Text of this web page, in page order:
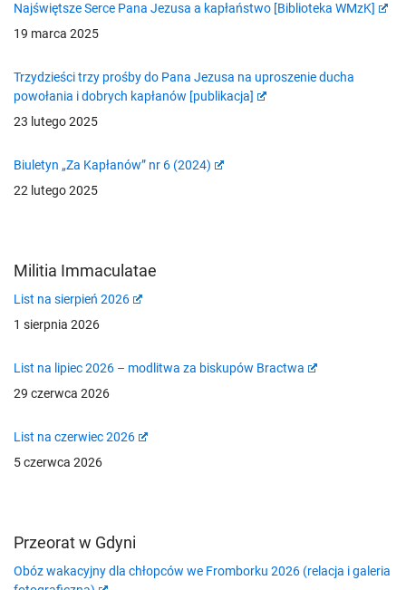
Najświętsze Serce Pana Jezusa a kapłaństwo [Biblioteka WMzK]
19 marca 2025
Trzydzieści trzy prośby do Pana Jezusa na uproszenie ducha
powołania i dobrych kapłanów [publikacja]
23 lutego 2025
Biuletyn „Za Kapłanów” nr 6 (2024)
22 lutego 2025
Militia Immaculatae
List na sierpień 2026
1 sierpnia 2026
List na lipiec 2026 – modlitwa za biskupów Bractwa
29 czerwca 2026
List na czerwiec 2026
5 czerwca 2026
Przeorat w Gdyni
Obóz wakacyjny dla chłopców we Fromborku 2026 (relacja i galeria